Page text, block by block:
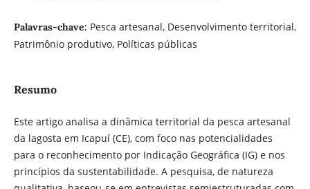
Palavras-chave: Pesca artesanal, Desenvolvimento territorial,
Patrimônio produtivo, Políticas públicas
Resumo
Este artigo analisa a dinâmica territorial da pesca artesanal
da lagosta em Icapuí (CE), com foco nas potencialidades
para o reconhecimento por Indicação Geográfica (IG) e nos
princípios da sustentabilidade. A pesquisa, de natureza